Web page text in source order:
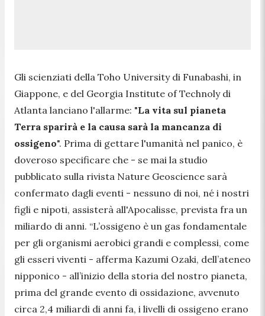
Gli scienziati della Toho University di Funabashi, in
Giappone, e del Georgia Institute of Technoly di
Atlanta lanciano l'allarme: "La vita sul pianeta
Terra sparirà e la causa sarà la mancanza di
ossigeno". Prima di gettare l'umanità nel panico, è
doveroso specificare che - se mai la studio
pubblicato sulla rivista Nature Geoscience sarà
confermato dagli eventi - nessuno di noi, né i nostri
figli e nipoti, assisterà all'Apocalisse, prevista fra un
miliardo di anni. “L’ossigeno è un gas fondamentale
per gli organismi aerobici grandi e complessi, come
gli esseri viventi - afferma Kazumi Ozaki, dell’ateneo
nipponico - all’inizio della storia del nostro pianeta,
prima del grande evento di ossidazione, avvenuto
circa 2,4 miliardi di anni fa, i livelli di ossigeno erano